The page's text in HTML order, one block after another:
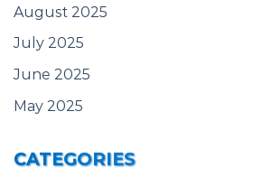
August 2025
July 2025
June 2025
May 2025
CATEGORIES